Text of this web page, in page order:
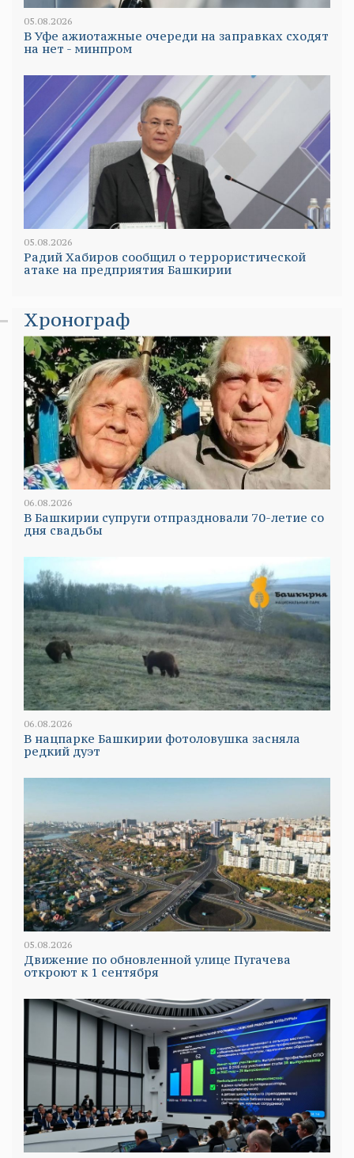
05.08.2026
В Уфе ажиотажные очереди на заправках сходят
на нет - минпром
05.08.2026
Радий Хабиров сообщил о террористической
атаке на предприятия Башкирии
Хронограф
06.08.2026
В Башкирии супруги отпраздновали 70-летие со
дня свадьбы
06.08.2026
В нацпарке Башкирии фотоловушка засняла
редкий дуэт
05.08.2026
Движение по обновленной улице Пугачева
откроют к 1 сентября